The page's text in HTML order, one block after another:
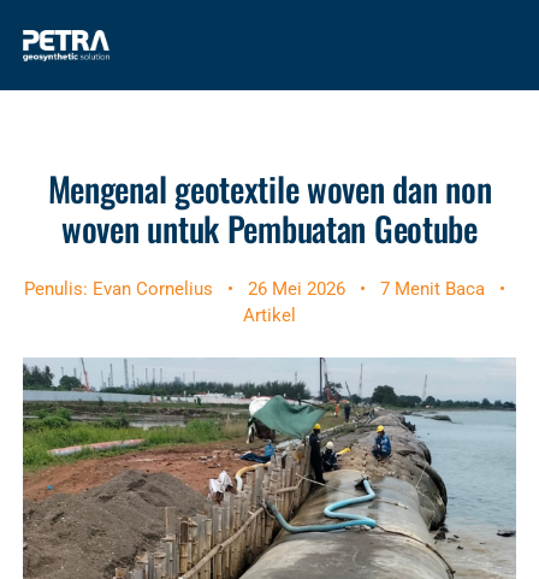
Mengenal geotextile woven dan non
woven untuk Pembuatan Geotube
Penulis: Evan Cornelius • 26 Mei 2026 • 7 Menit Baca
•
Artikel